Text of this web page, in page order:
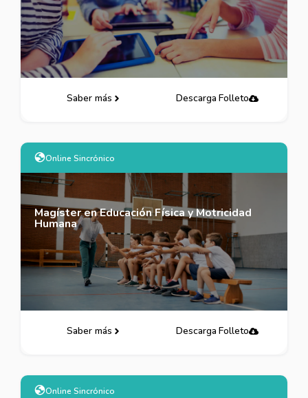
Saber más Descarga Folleto
Online Sincrónico
Magíster en Educación Física y Motricidad
Humana
Saber más Descarga Folleto
Online Sincrónico